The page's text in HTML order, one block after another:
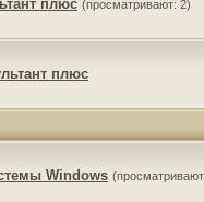
плюс (просматривают: 2)
плюс
Windows